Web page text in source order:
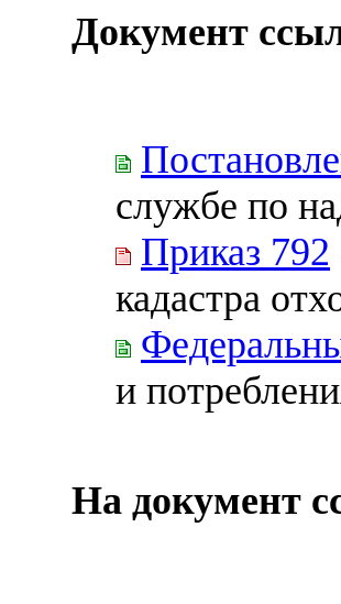
Документ
службе по
Приказ 792
кадастра
и
На документ